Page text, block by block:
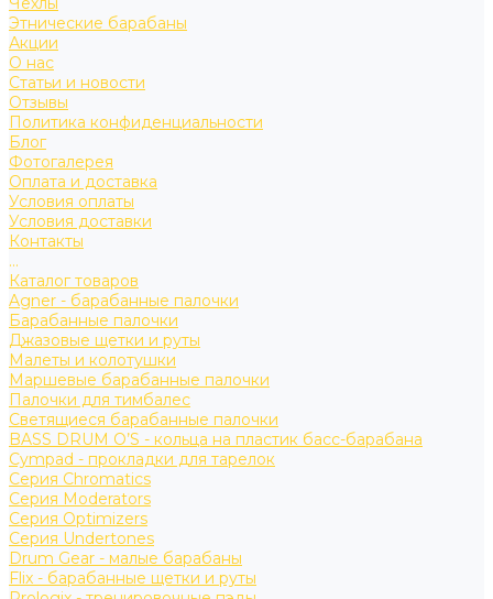
Этнические барабаны
Акции
О нас
Статьи и новости
Отзывы
Политика конфиденциальности
Блог
Фотогалерея
Оплата и доставка
Условия оплаты
Условия доставки
Контакты
...
Каталог товаров
Agner - барабанные палочки
Барабанные палочки
Джазовые щетки и руты
Малеты и колотушки
Маршевые барабанные палочки
Палочки для тимбалес
Светящиеся барабанные палочки
BASS DRUM O’S - кольца на пластик басс-барабана
Cympad - прокладки для тарелок
Серия Chromatics
Серия Moderators
Серия Optimizers
Серия Undertones
Drum Gear - малые барабаны
Flix - барабанные щетки и руты